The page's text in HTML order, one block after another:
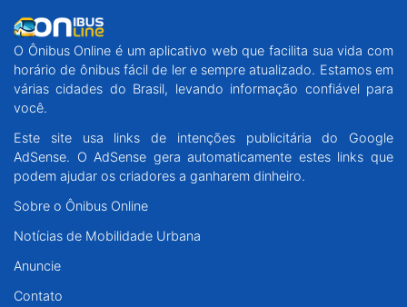
O Ônibus Online é um aplicativo web que facilita sua vida com
horário de ônibus fácil de ler e sempre atualizado. Estamos em
várias cidades do Brasil, levando informação confiável para
você.
Este site usa links de intenções publicitária do Google
AdSense. O AdSense gera automaticamente estes links que
podem ajudar os criadores a ganharem dinheiro.
Sobre o Ônibus Online
Notícias de Mobilidade Urbana
Anuncie
Contato